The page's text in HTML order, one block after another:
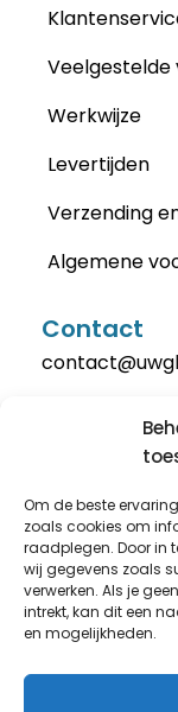
Om de beste
zoals cookies om
raadplegen. Door in
wij gegevens zoals
verwerken. Als je
intrekt, kan dit een
en mogelijkheden.
Veelgestelde
Werkwijze
Levertijden
Verzending
Algemene
Contact
@ 2026 Uw glas
Cookie